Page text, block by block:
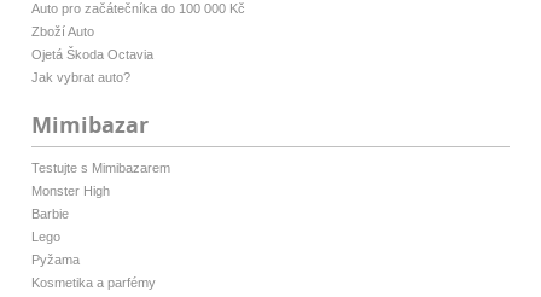
Auto pro začátečníka do 100 000 Kč
Zboží Auto
Ojetá Škoda Octavia
Jak vybrat auto?
Mimibazar
Testujte s Mimibazarem
Monster High
Barbie
Lego
Pyžama
Kosmetika a parfémy